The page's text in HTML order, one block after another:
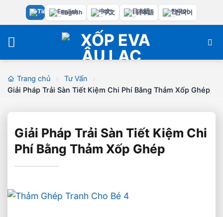
dung
English 中文 日本語 한국어
Trang chủ
Tư Vấn
Giải Pháp Trải Sàn Tiết Kiệm Chi Phí Bằng Thảm Xốp Ghép
Giải Pháp Trải Sàn Tiết Kiệm Chi
Phí Bằng Thảm Xốp Ghép